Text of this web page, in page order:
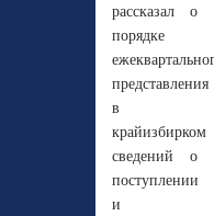
рассказал о
порядке
представления
в
крайизбирком
сведений о
поступлении
и